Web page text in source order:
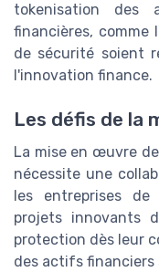
tokenisation des
financières, comme
de sécurité soient
l'innovation finance.
Les défis de la
La mise en œuvre
nécessite une
les entreprises
projets innovants
protection dès leur
des actifs financiers